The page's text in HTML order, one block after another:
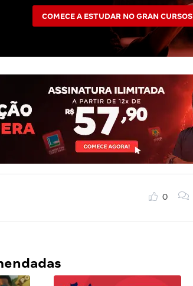
COMECE A ESTUDAR NO GRAN CURSOS
0